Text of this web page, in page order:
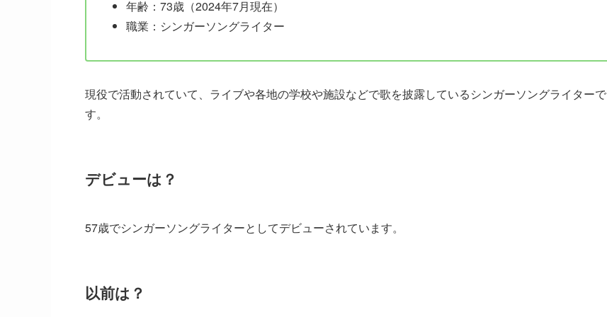
年齢：73歳（2024年7月現在）
職業：シンガーソングライター
現役で活動されていて、ライブや各地の学校や施設などで歌を披露しているシンガーソングライターで
す。
デビューは？
57歳でシンガーソングライターとしてデビューされています。
以前は？